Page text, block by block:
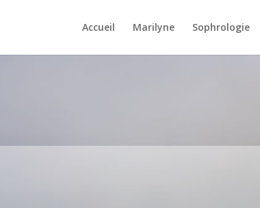
Accueil Marilyne Sophrologie